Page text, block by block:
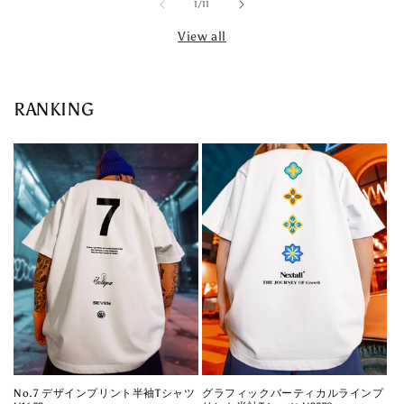
1/of
11
View all
RANKING
No.7 デザインプリント半袖Tシャツ
グラフィックバーティカルラインプ